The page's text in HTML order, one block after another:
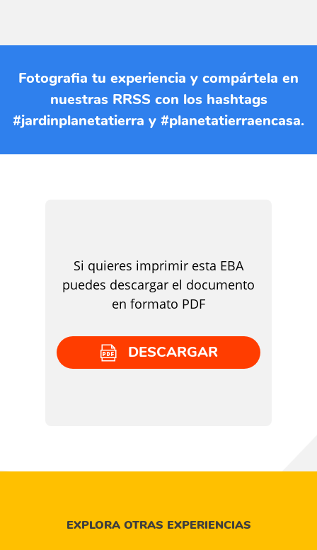
Fotografia tu experiencia y compártela en
nuestras RRSS con los hashtags
#jardinplanetatierra y #planetatierraencasa.
Si quieres imprimir esta EBA
puedes descargar el documento
en formato PDF
DESCARGAR
EXPLORA OTRAS EXPERIENCIAS